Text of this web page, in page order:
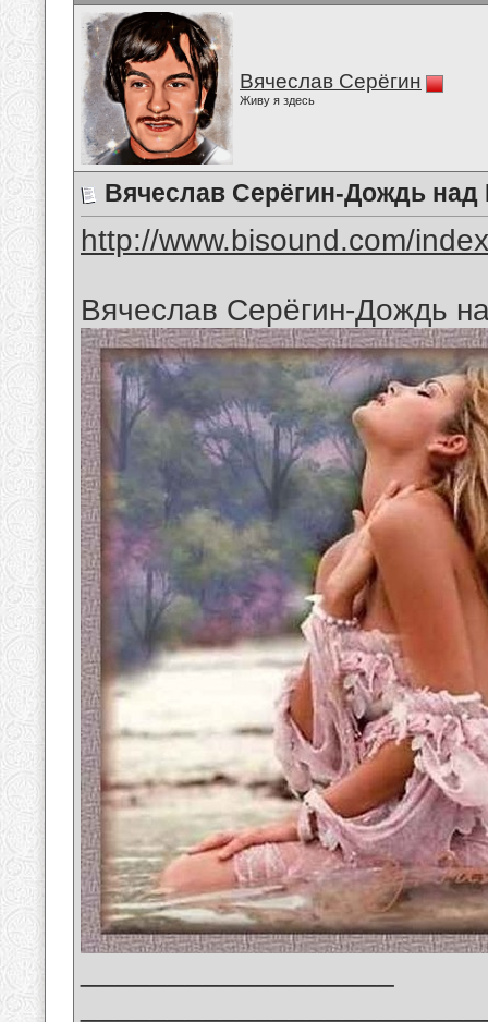
Вячеслав Серёгин
Живу я здесь
Вячеслав Серёгин-Дождь над
http://www.bisound.com/
Вячеслав Серёгин-Дождь